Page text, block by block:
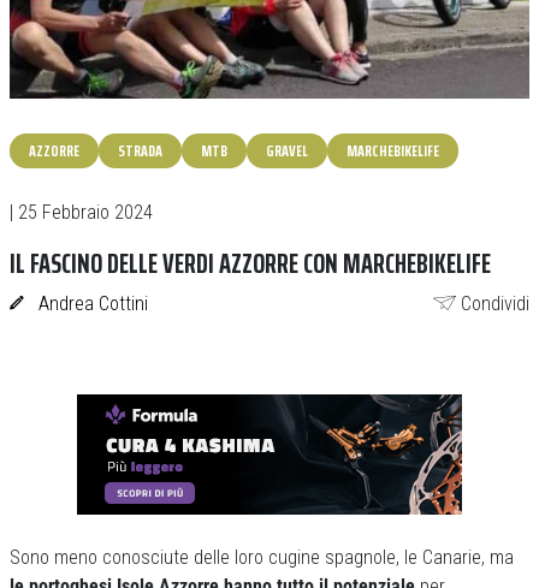
AZZORRE STRADA MTB GRAVEL MARCHEBIKELIFE
| 25 Febbraio 2024
IL FASCINO DELLE VERDI AZZORRE CON MARCHEBIKELIFE
Andrea Cottini Condividi
Sono meno conosciute delle loro cugine spagnole, le Canarie, ma